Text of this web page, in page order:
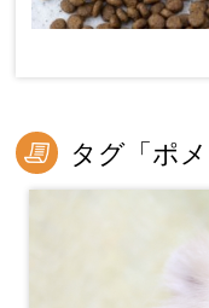
タグ「ポ